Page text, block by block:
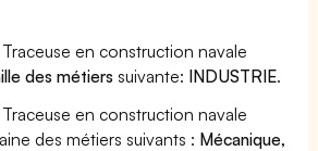
en construction navale
des métiers suivante: INDUSTRIE.
en construction navale
des métiers suivants : Mécanique,